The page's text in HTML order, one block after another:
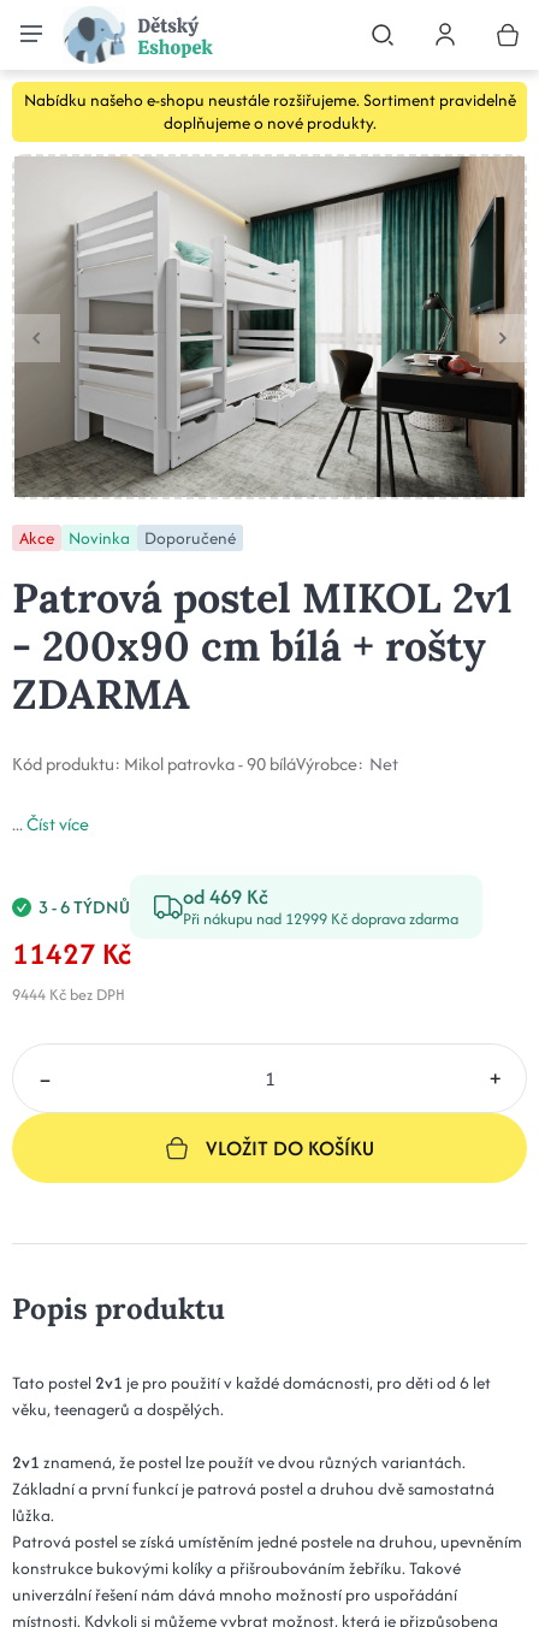
Nabídku našeho e-shopu neustále rozšiřujeme. Sortiment pravidelně
doplňujeme o nové produkty.
Akce Novinka Doporučené
Patrová postel MIKOL 2v1
- 200x90 cm bílá + rošty
ZDARMA
Kód produktu: Mikol patrovka - 90 bíláVýrobce: Net
...Číst více
3 - 6 TÝDNŮ od 469 Kč
Při nákupu nad 12999 Kč doprava zdarma
11427 Kč
9444 Kč bez DPH
– +
VLOŽIT DO KOŠÍKU
Popis produktu
Tato postel 2v1 je pro použití v každé domácnosti, pro děti od 6 let
věku, teenagerů a dospělých.
2v1 znamená, že postel lze použít ve dvou různých variantách.
Základní a první funkcí je patrová postel a druhou dvě samostatná
lůžka.
Patrová postel se získá umístěním jedné postele na druhou, upevněním
konstrukce bukovými kolíky a přišroubováním žebříku. Takové
univerzální řešení nám dává mnoho možností pro uspořádání
místnosti. Kdykoli si můžeme vybrat možnost, která je přizpůsobena